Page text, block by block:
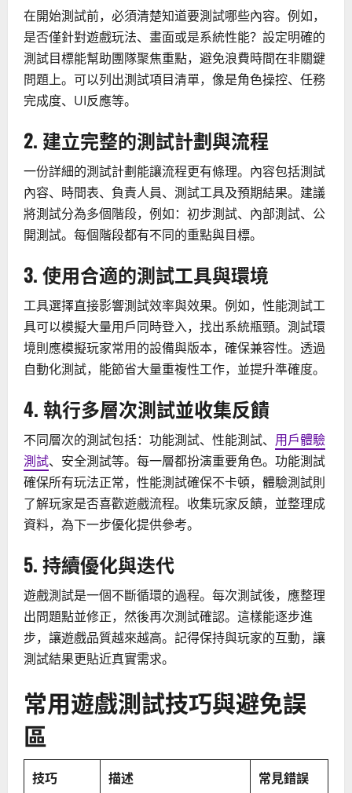
在開始測試前，必須清楚知道要測試哪些內容。例如，
是否僅針對遊戲玩法、畫面或是系統性能？設定明確的
測試目標能幫助團隊聚焦重點，避免浪費時間在非關鍵
問題上。可以列出測試項目清單，像是角色操控、任務
完成度、UI反應等。
2. 建立完整的測試計劃與流程
一份詳細的測試計劃能讓流程更有條理。內容包括測試
內容、時間表、負責人員、測試工具及預期結果。建議
將測試分為多個階段，例如：初步測試、內部測試、公
開測試。每個階段都有不同的重點與目標。
3. 使用合適的測試工具與環境
工具選擇直接影響測試效率與效果。例如，性能測試工
具可以模擬大量用戶同時登入，找出系統瓶頸。測試環
境則應模擬玩家常用的設備與版本，確保兼容性。透過
自動化測試，能節省大量重複性工作，並提升準確度。
4. 執行多層次測試並收集反饋
不同層次的測試包括：功能測試、性能測試、 用戶體驗
測試、安全測試等。每一層都扮演重要角色。功能測試
確保所有玩法正常，性能測試確保不卡頓，體驗測試則
了解玩家是否喜歡遊戲流程。收集玩家反饋，並整理成
資料，為下一步優化提供參考。
5. 持續優化與迭代
遊戲測試是一個不斷循環的過程。每次測試後，應整理
出問題點並修正，然後再次測試確認。這樣能逐步進
步，讓遊戲品質越來越高。記得保持與玩家的互動，讓
測試結果更貼近真實需求。
常用遊戲測試技巧與避免誤
區
技巧 描述 常見錯誤